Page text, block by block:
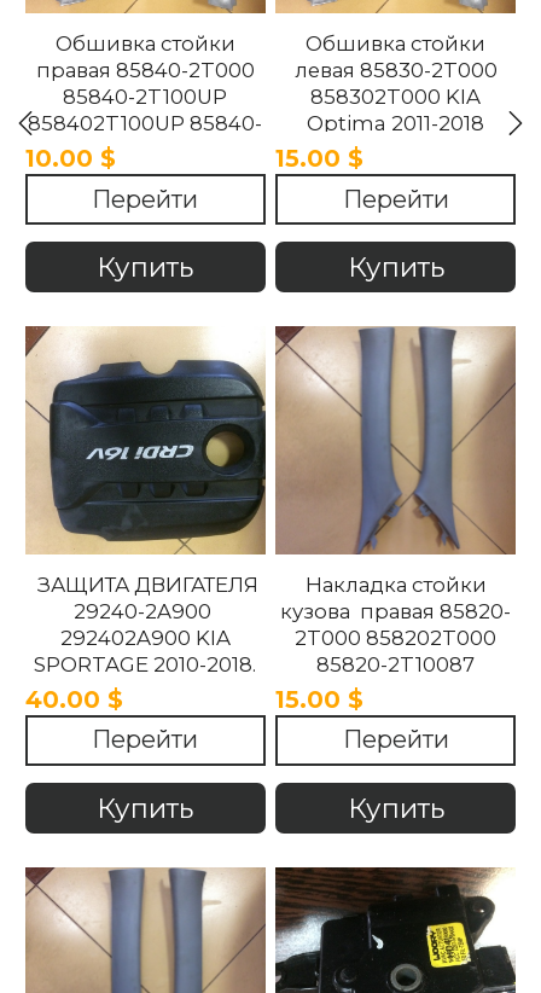
Обшивка стойки
правая 85840-2T000
85840-2T100UP
858402T100UP 85840-
2T100UP KIA Optima
2011-2018
10.00 $
Перейти
Купить
Обшивка стойки
левая 85830-2T000
858302T000 KIA
Optima 2011-2018
15.00 $
Перейти
Купить
ЗАЩИТА ДВИГАТЕЛЯ
29240-2A900
292402A900 KIA
SPORTAGE 2010-2018.
40.00 $
Перейти
Купить
Накладка стойки
кузова правая 85820-
2T000 858202T000
85820-2T10087
858202T10087 85820-
2T100UP
858202T100UP Kia
Optima 2010 -2015
15.00 $
Перейти
Купить